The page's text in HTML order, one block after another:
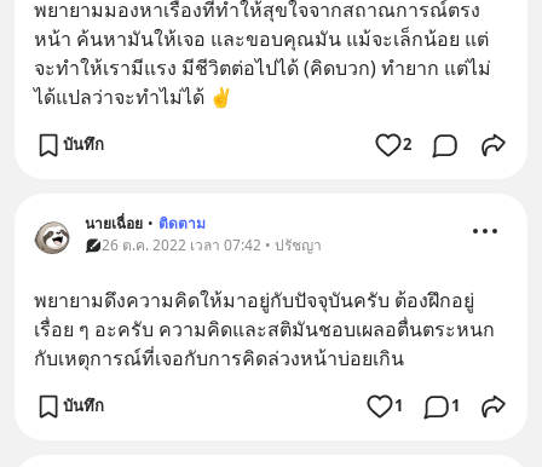
พยายามมองหาเรื่องที่ทำให้สุขใจจากสถาณการณ์ตรง
หน้า ค้นหามันให้เจอ และขอบคุณมัน แม้จะเล็กน้อย แต่
จะทำให้เรามีแรง มีชีวิตต่อไปได้ (คิดบวก) ทำยาก แต่ไม่
ได้แปลว่าจะทำไม่ได้ ✌️
บันทึก 2
นายเฉื่อย • ติดตาม
26 ต.ค. 2022 เวลา 07:42 • ปรัชญา
พยายามดึงความคิดให้มาอยู่กับปัจจุบันครับ ต้องฝึกอยู่
เรื่อย ๆ อะครับ ความคิดและสติมันชอบเผลอตื่นตระหนก
กับเหตุการณ์ที่เจอกับการคิดล่วงหน้าบ่อยเกิน
บันทึก 1 1